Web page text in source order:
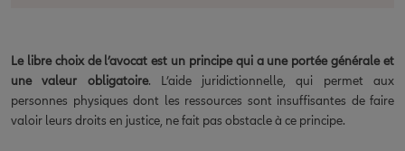
Le libre choix de l’avocat est un principe qui a une portée générale et
une valeur obligatoire. L’aide juridictionnelle, qui permet aux
personnes physiques dont les ressources sont insuffisantes de faire
valoir leurs droits en justice, ne fait pas obstacle à ce principe.